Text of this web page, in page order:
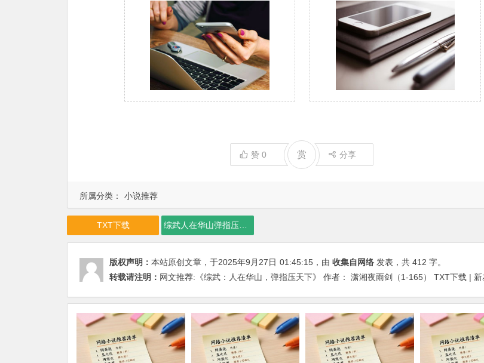
所属分类： 小说推荐
赞 0 赏 分享
TXT下载
版权声明： 本站原创文章，于2025年9月27日 01:45:15 ，由 收集自网络 发表，共 412 字。
转载请注明： 网文推荐:《综武：人在华山，弹指压天下》 作者： 潇湘夜雨剑（1-165） TXT下载 |